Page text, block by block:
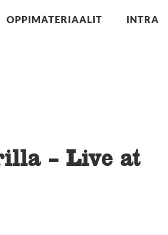
OPPIMATERIAALIT INTRA
– Live at